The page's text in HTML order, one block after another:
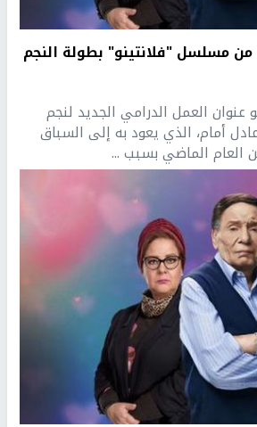
شاهد الحلقة الـ25 من مسلسل "فلانتينو" بطولة النجم
العمل الدرامي الجديد لنجم
أمام، الذي يعود به إلى السباق
العام الماضي بسبب ...